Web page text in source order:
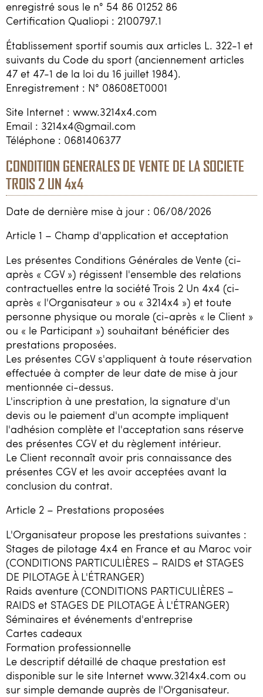
enregistré sous le n° 54 86 01252 86
Certification Qualiopi : 2100797.1
Établissement sportif soumis aux articles L. 322-1 et
suivants du Code du sport (anciennement articles
47 et 47-1 de la loi du 16 juillet 1984).
Enregistrement : N° 08608ET0001
Site Internet : www.3214x4.com
Email : 3214x4@gmail.com
Téléphone : 0681406377
CONDITION GENERALES DE VENTE DE LA SOCIETE
TROIS 2 UN 4x4
Date de dernière mise à jour : 06/08/2026
Article 1 – Champ d'application et acceptation
Les présentes Conditions Générales de Vente (ci-
après « CGV ») régissent l'ensemble des relations
contractuelles entre la société Trois 2 Un 4x4 (ci-
après « l'Organisateur » ou « 3214x4 ») et toute
personne physique ou morale (ci-après « le Client »
ou « le Participant ») souhaitant bénéficier des
prestations proposées.
Les présentes CGV s'appliquent à toute réservation
effectuée à compter de leur date de mise à jour
mentionnée ci-dessus.
L'inscription à une prestation, la signature d'un
devis ou le paiement d'un acompte impliquent
l'adhésion complète et l'acceptation sans réserve
des présentes CGV et du règlement intérieur.
Le Client reconnaît avoir pris connaissance des
présentes CGV et les avoir acceptées avant la
conclusion du contrat.
Article 2 – Prestations proposées
L'Organisateur propose les prestations suivantes :
Stages de pilotage 4x4 en France et au Maroc voir
(CONDITIONS PARTICULIÈRES – RAIDS et STAGES
DE PILOTAGE À L'ÉTRANGER)
Raids aventure (CONDITIONS PARTICULIÈRES –
RAIDS et STAGES DE PILOTAGE À L'ÉTRANGER)
Séminaires et événements d'entreprise
Cartes cadeaux
Formation professionnelle
Le descriptif détaillé de chaque prestation est
disponible sur le site Internet www.3214x4.com ou
sur simple demande auprès de l'Organisateur.